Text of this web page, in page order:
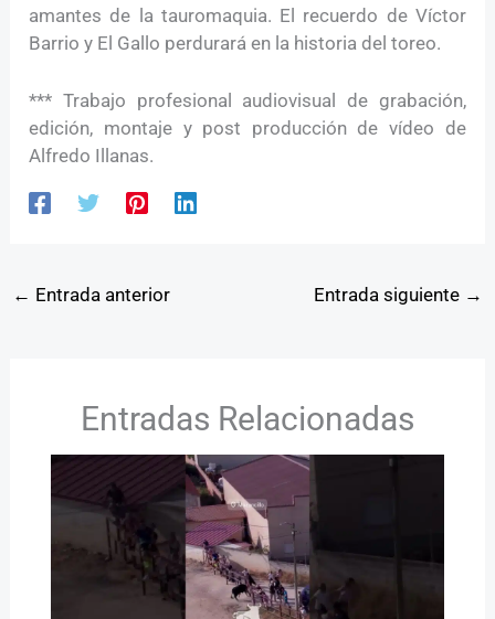
amantes de la tauromaquia. El recuerdo de Víctor
Barrio y El Gallo perdurará en la historia del toreo.
*** Trabajo profesional audiovisual de grabación,
edición, montaje y post producción de vídeo de
Alfredo Illanas.
← Entrada anterior Entrada siguiente →
Entradas Relacionadas